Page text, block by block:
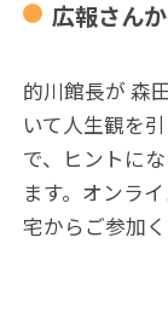
広報さん
的川館長が 森
いて人生観を
で、ヒントに
ます。オンラ
宅からご参加く